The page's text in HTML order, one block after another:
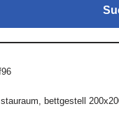
, bettgestell